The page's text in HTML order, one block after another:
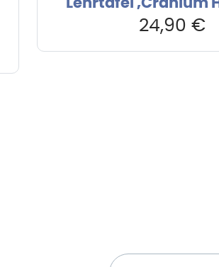
Lehrtafel ‚Cranium
24,90 €